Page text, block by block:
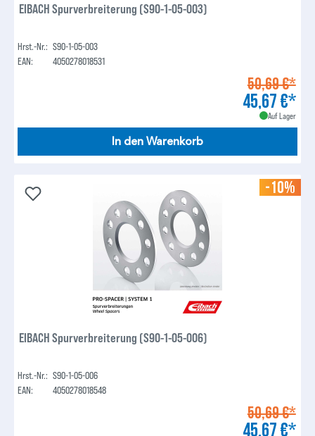
EIBACH Spurverbreiterung (S90-1-05-003)
Hrst.-Nr.: S90-1-05-003
EAN:
4050278018531
50,69 €*
45,67 €*
Auf Lager
In den Warenkorb
-10%
EIBACH Spurverbreiterung (S90-1-05-006)
Hrst.-Nr.: S90-1-05-006
EAN:
4050278018548
50,69 €*
45,67 €*